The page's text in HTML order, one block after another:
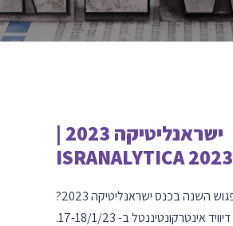
ישראנליטיקה 2023 |
ISRANALYTICA 2023
את מי נפגוש השנה בכנס ישראנליטיקה 2023?
נתראה במלון דיוויד אינטרקונטיננטל ב- 17-18/1/23.